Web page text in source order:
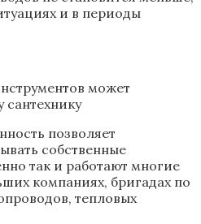
и в периоды
может
сантехнику
позволяет
собственные
так и работают многие
компаниях, бригадах по
тепловых